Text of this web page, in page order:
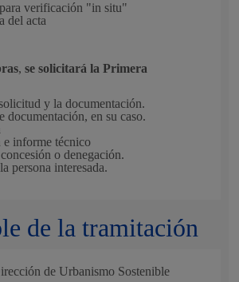
verificación "in situ"
del acta
,se solicitará la Primera
y la documentación.
documentación, en su caso.
informe técnico
o denegación.
persona interesada.
de la tramitación
de Urbanismo Sostenible